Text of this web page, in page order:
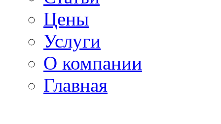
Цены
Услуги
О компании
Главная